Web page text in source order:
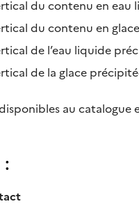
du contenu en eau
du contenu en
de l’eau liquide
de la glace
au catalogue